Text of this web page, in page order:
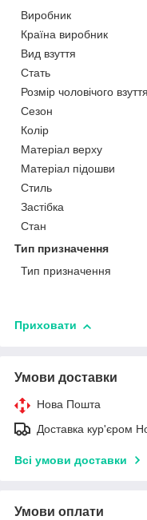
Виробник
Країна виробник
Вид взуття
Стать
Розмір чоловічого взуття
Сезон
Колір
Матеріал верху
Матеріал підошви
Стиль
Застібка
Стан
Тип призначення
Тип призначення
Приховати
Умови доставки
Нова Пошта
Доставка кур'єром
Всі умови доставки
Умови оплати